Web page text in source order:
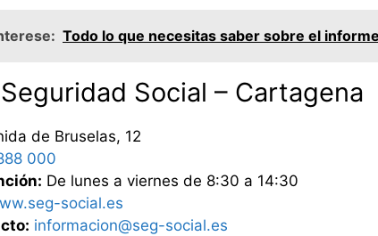
Todo lo que necesitas saber sobre el
Social – Cartagena
de Bruselas, 12
000
De lunes a viernes de 8:30 a 14:30
social.es
informacion@seg-social.es